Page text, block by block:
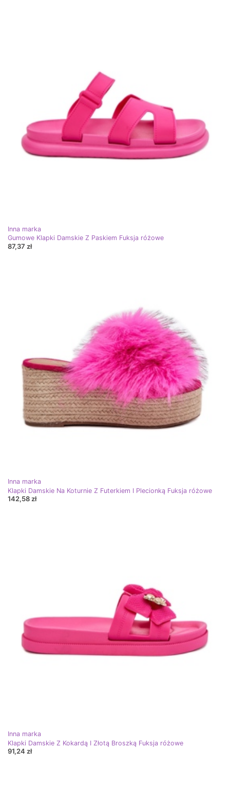
Inna marka
Gumowe Klapki Damskie Z Paskiem Fuksja różowe
87,37 zł
Inna marka
Klapki Damskie Na Koturnie Z Futerkiem I Plecionką Fuksja różowe
142,58 zł
Inna marka
Klapki Damskie Z Kokardą I Złotą Broszką Fuksja różowe
91,24 zł